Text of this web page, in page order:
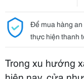
Để mua hàng
thực hiện thanh
Trong xu hướng